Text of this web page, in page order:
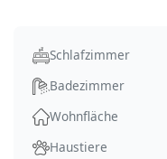
Schlafzimmer
Badezimmer
Wohnfläche
Haustiere